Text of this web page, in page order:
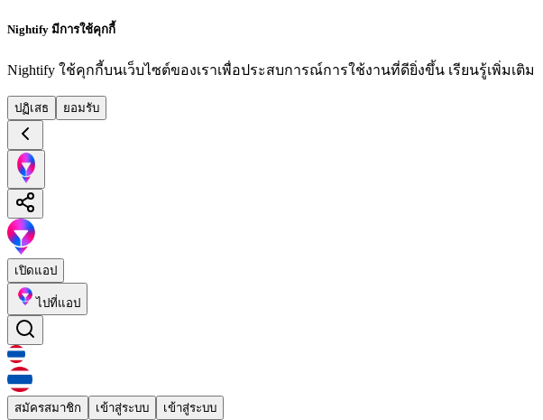
Nightify มีการใช้คุกกี้
Nightify ใช้คุกกี้บนเว็บไซต์ของเราเพื่อประสบการณ์การใช้งานที่ดียิ่งขึ้น เรียนรู้เพิ่มเติม
ปฏิเสธ ยอมรับ
เปิดแอป
ไปที่แอป
สมัครสมาชิก เข้าสู่ระบบ เข้าสู่ระบบ